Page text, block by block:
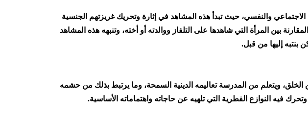
والنفسي، حيث تبدأ هذه المشاهد في إثارة وتحريك غريزتهم الجنسية
بين المرأة التي شاهدها على التلفاز ووالدته أو أخته، وتنبهه هذه المشاهد
بنتبه إليها من قبل.
ويتعلم من المدرسة تعاليمه الدينية السمحة، وما يرتبط بذلك من حشمه
فيه النوازع الفطرية التي تلهيه عن حاجاته واهتماماته الأساسية.